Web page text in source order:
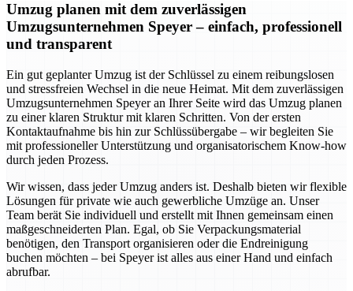
Umzug planen mit dem zuverlässigen
Umzugsunternehmen Speyer – einfach, professionell
und transparent
Ein gut geplanter Umzug ist der Schlüssel zu einem reibungslosen
und stressfreien Wechsel in die neue Heimat. Mit dem zuverlässigen
Umzugsunternehmen Speyer an Ihrer Seite wird das Umzug planen
zu einer klaren Struktur mit klaren Schritten. Von der ersten
Kontaktaufnahme bis hin zur Schlüssübergabe – wir begleiten Sie
mit professioneller Unterstützung und organisatorischem Know-how
durch jeden Prozess.
Wir wissen, dass jeder Umzug anders ist. Deshalb bieten wir flexible
Lösungen für private wie auch gewerbliche Umzüge an. Unser
Team berät Sie individuell und erstellt mit Ihnen gemeinsam einen
maßgeschneiderten Plan. Egal, ob Sie Verpackungsmaterial
benötigen, den Transport organisieren oder die Endreinigung
buchen möchten – bei Speyer ist alles aus einer Hand und einfach
abrufbar.